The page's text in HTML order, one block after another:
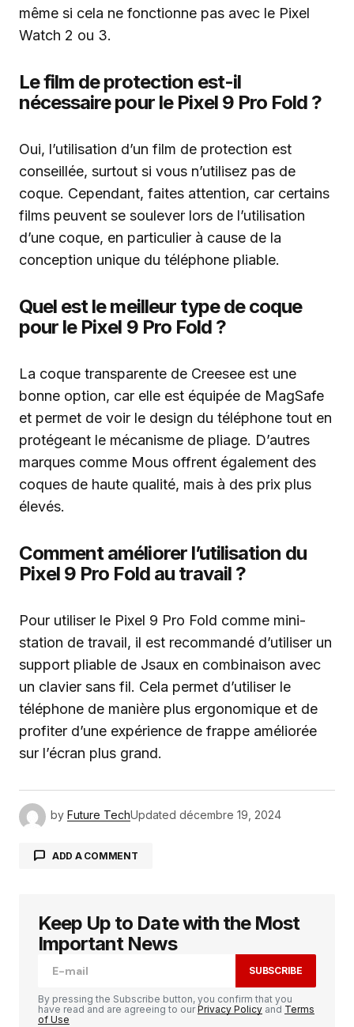
même si cela ne fonctionne pas avec le Pixel
Watch 2 ou 3.
Le film de protection est-il
nécessaire pour le Pixel 9 Pro Fold ?
Oui, l’utilisation d’un film de protection est
conseillée, surtout si vous n’utilisez pas de
coque. Cependant, faites attention, car certains
films peuvent se soulever lors de l’utilisation
d’une coque, en particulier à cause de la
conception unique du téléphone pliable.
Quel est le meilleur type de coque
pour le Pixel 9 Pro Fold ?
La coque transparente de Creesee est une
bonne option, car elle est équipée de MagSafe
et permet de voir le design du téléphone tout en
protégeant le mécanisme de pliage. D’autres
marques comme Mous offrent également des
coques de haute qualité, mais à des prix plus
élevés.
Comment améliorer l’utilisation du
Pixel 9 Pro Fold au travail ?
Pour utiliser le Pixel 9 Pro Fold comme mini-
station de travail, il est recommandé d’utiliser un
support pliable de Jsaux en combinaison avec
un clavier sans fil. Cela permet d’utiliser le
téléphone de manière plus ergonomique et de
profiter d’une expérience de frappe améliorée
sur l’écran plus grand.
by Future TechUpdated décembre 19, 2024
ADD A COMMENT
Votre adresse e-mail ne sera pas publiée. Les
champs obligatoires sont indiqués avec
Keep Up to Date with the Most
Important News
SUBSCRIBE
By pressing the Subscribe button, you confirm that you
have read and are agreeing to ourPrivacy Policy and Terms
of Use